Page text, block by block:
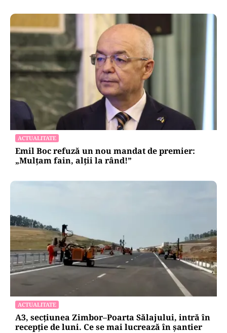
ACTUALITATE
Emil Boc refuză un nou mandat de premier:
„Mulțam fain, alții la rând!”
ACTUALITATE
A3, secțiunea Zimbor–Poarta Sălajului, intră în
recepție de luni. Ce se mai lucrează în șantier